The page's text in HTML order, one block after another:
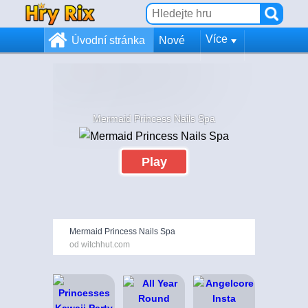
Úvodní stránka Nové Více
Mermaid Princess Nails Spa
Play
Mermaid Princess Nails Spa
od witchhut.com